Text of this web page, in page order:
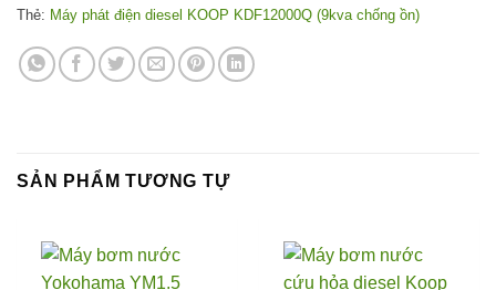
Thẻ: Máy phát điện diesel KOOP KDF12000Q (9kva chống ồn)
SẢN PHẨM TƯƠNG TỰ